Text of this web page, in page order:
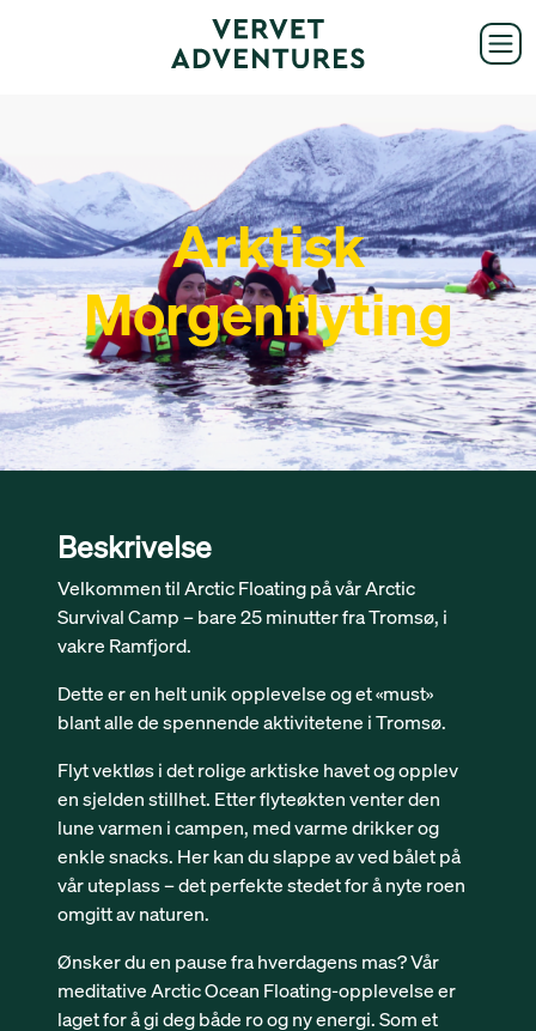
Arktisk
Morgenflyting
Beskrivelse
Velkommen til Arctic Floating på vår Arctic
Survival Camp – bare 25 minutter fra Tromsø, i
vakre Ramfjord.
Dette er en helt unik opplevelse og et «must»
blant alle de spennende aktivitetene i Tromsø.
Flyt vektløs i det rolige arktiske havet og opplev
en sjelden stillhet. Etter flyteøkten venter den
lune varmen i campen, med varme drikker og
enkle snacks. Her kan du slappe av ved bålet på
vår uteplass – det perfekte stedet for å nyte roen
omgitt av naturen.
Ønsker du en pause fra hverdagens mas? Vår
meditative Arctic Ocean Floating-opplevelse er
laget for å gi deg både ro og ny energi. Som et